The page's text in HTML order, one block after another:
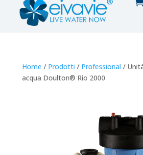
Home / Prodotti / Professional /
acqua Doulton® Rio 2000